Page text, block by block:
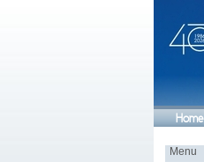
Home
Menu